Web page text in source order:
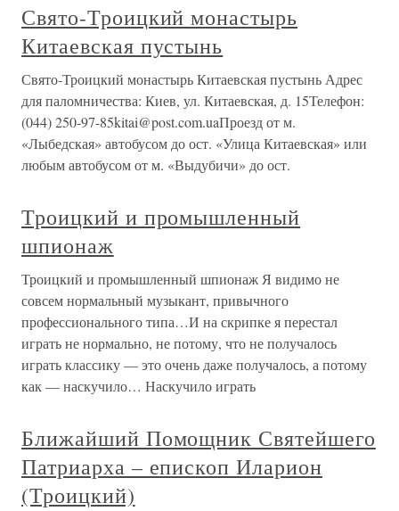
Свято-Троицкий монастырь
Китаевская пустынь
Свято-Троицкий монастырь Китаевская пустынь Адрес
для паломничества: Киев, ул. Китаевская, д. 15Телефон:
(044) 250-97-85kitai@post.com.uaПроезд от м.
«Лыбедская» автобусом до ост. «Улица Китаевская» или
любым автобусом от м. «Выдубичи» до ост.
Троицкий и промышленный
шпионаж
Троицкий и промышленный шпионаж Я видимо не
совсем нормальный музыкант, привычного
профессионального типа…И на скрипке я перестал
играть не нормально, не потому, что не получалось
играть классику — это очень даже получалось, а потому
как — наскучило… Наскучило играть
Ближайший Помощник Святейшего
Патриарха – епископ Иларион
(Троицкий)